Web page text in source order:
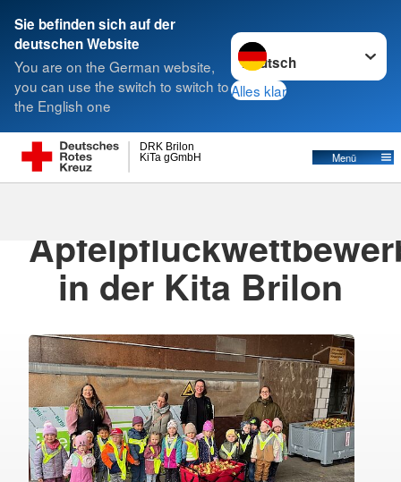
Sie befinden sich auf der
deutschen Website
You are on the German website,
you can use the switch to switch to
the English one
Sprache wechseln zu
Alles klar
KiTa gGmbH
DRK Brilon
Menü
Suche
in der Kita Brilon